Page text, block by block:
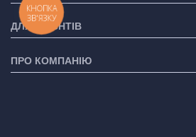
ДЛЯ КЛІЄНТІВ
ПРО КОМПАНІЮ
КНОПКА
ЗВ'ЯЗКУ